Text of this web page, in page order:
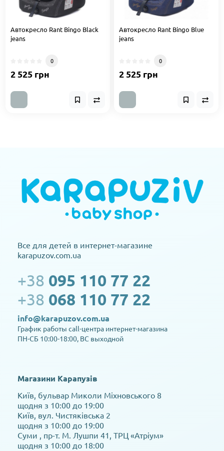
Автокресло Rant Bingo Black
jeans
0
2 525 грн
Автокресло Rant Bingo Blue
jeans
0
2 525 грн
Все для детей в интернет-магазине
karapuzov.com.ua
+38 095 110 77 22
+38 068 110 77 22
info@karapuzov.com.ua
График работы call-центра интернет-магазина
ПН-СБ 10:00-18:00, ВС выходной
Магазини Карапузів
Київ, бульвар Миколи Міхновського 8
щодня з 10:00 до 19:00
Київ, вул. Чистяківська 2
щодня з 10:00 до 19:00
Суми , пр-т. М. Лушпи 41, ТРЦ «Атріум»
щодня з 10:00 до 18:00